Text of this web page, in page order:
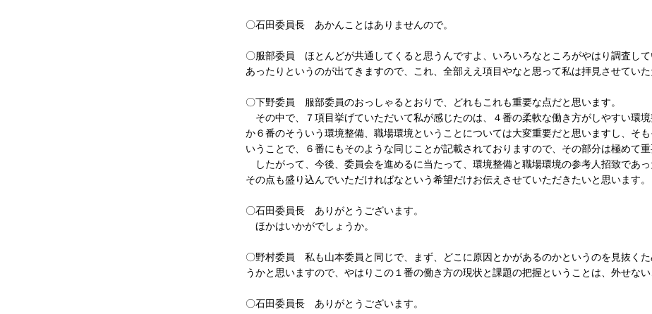
〇石田委員長 あかんことはありませんので。
〇服部委員 ほとんどが共通してくると思うんですよ、いろいろなところがやはり調査し
あったりというのが出てきますので、これ、全部ええ項目やなと思って私は拝見させていた
〇下野委員 服部委員のおっしゃるとおりで、どれもこれも重要な点だと思います。
その中で、７項目挙げていただいて私が感じたのは、４番の柔軟な働き方がしやすい環
か６番のそういう環境整備、職場環境ということについては大変重要だと思いますし、そ
いうことで、６番にもそのような同じことが記載されておりますので、その部分は極めて
したがって、今後、委員会を進めるに当たって、環境整備と職場環境の参考人招致であ
その点も盛り込んでいただければなという希望だけお伝えさせていただきたいと思います。
〇石田委員長 ありがとうございます。
ほかはいかがでしょうか。
〇野村委員 私も山本委員と同じで、まず、どこに原因とかがあるのかというのを見抜く
うかと思いますので、やはりこの１番の働き方の現状と課題の把握ということは、外せな
〇石田委員長 ありがとうございます。